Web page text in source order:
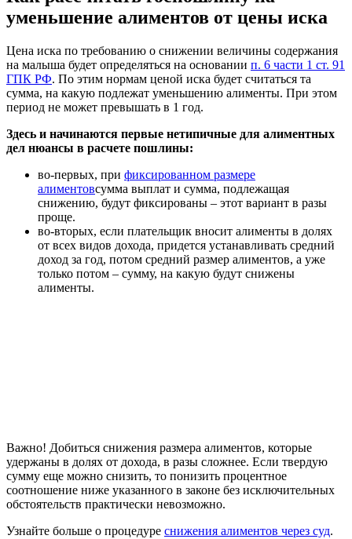
уменьшение алиментов от цены иска
Цена иска по требованию о снижении величины содержания
на малыша будет определяться на основании п. 6 части 1 ст. 91
ГПК РФ. По этим нормам ценой иска будет считаться та
сумма, на какую подлежат уменьшению алименты. При этом
период не может превышать в 1 год.
Здесь и начинаются первые нетипичные для алиментных
дел нюансы в расчете пошлины:
во-первых, при фиксированном размере
алиментовсумма выплат и сумма, подлежащая
снижению, будут фиксированы – этот вариант в разы
проще.
во-вторых, если плательщик вносит алименты в долях
от всех видов дохода, придется устанавливать средний
доход за год, потом средний размер алиментов, а уже
только потом – сумму, на какую будут снижены
алименты.
Важно! Добиться снижения размера алиментов, которые
удержаны в долях от дохода, в разы сложнее. Если твердую
сумму еще можно снизить, то понизить процентное
соотношение ниже указанного в законе без исключительных
обстоятельств практически невозможно.
Узнайте больше о процедуре снижения алиментов через суд.